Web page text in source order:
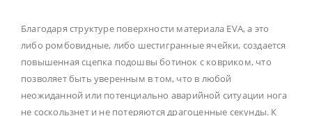
Благодаря структуре поверхности материала EVA, а это
либо ромбовидные, либо шестигранные ячейки, создается
повышенная сцепка подошвы ботинок с ковриком, что
позволяет быть уверенным в том, что в любой
неожиданной или потенциально аварийной ситуации нога
не соскользнет и не потеряются драгоценные секунды. К